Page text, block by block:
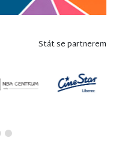
Stát se partnerem